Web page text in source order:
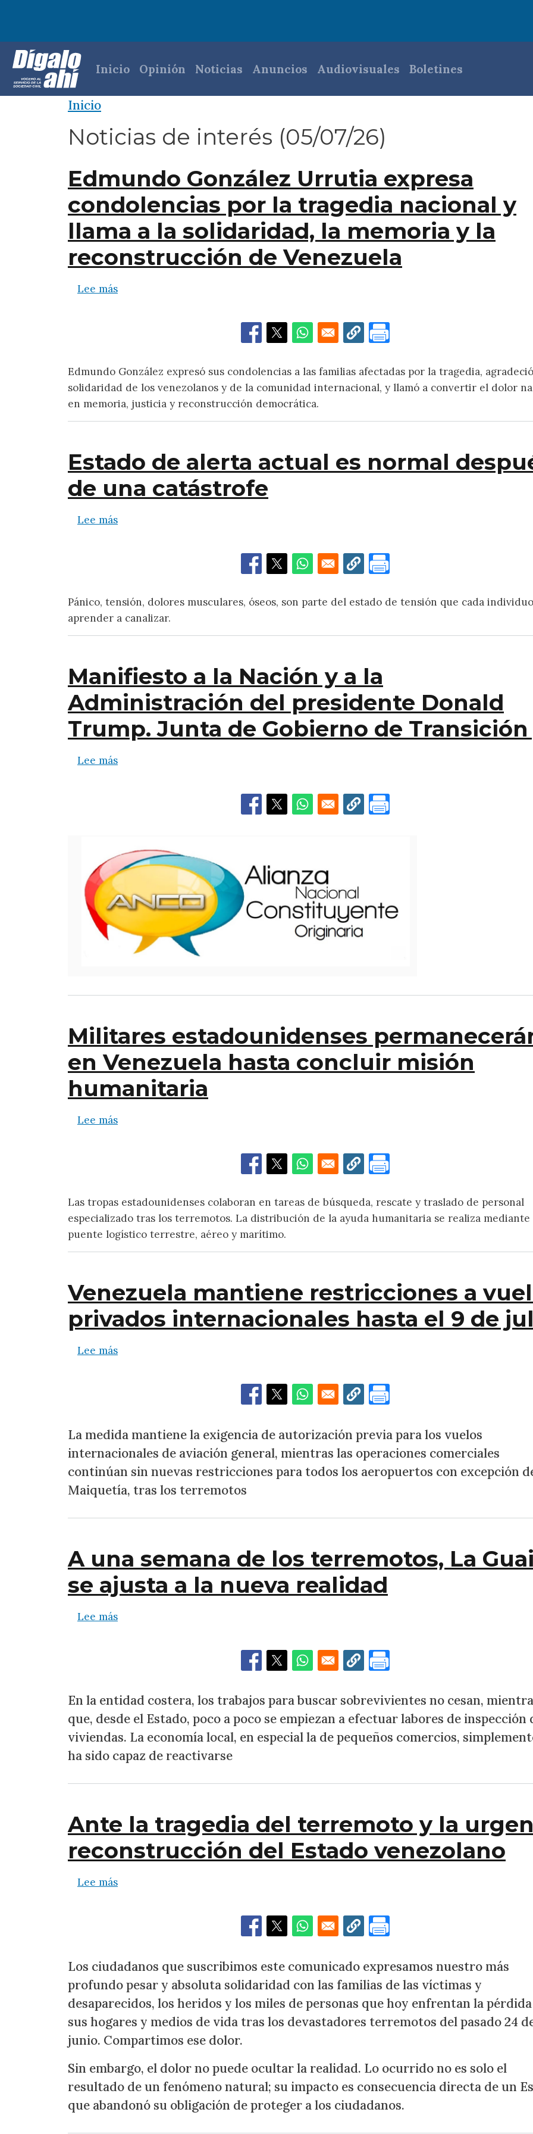
Navegación principal
Inicio Opinión Noticias Anuncios Audiovisuales Boletines
Inicio
Noticias de interés (05/07/26)
Edmundo González Urrutia expresa
condolencias por la tragedia nacional y
llama a la solidaridad, la memoria y la
reconstrucción de Venezuela
Lee mássobre Edmundo González Urrutia expresa condolencias por la tragedia nacional y
Edmundo González expresó sus condolencias a las familias afectadas por la tragedia,
solidaridad de los venezolanos y de la comunidad internacional, y llamó a convertir el dolor
en memoria, justicia y reconstrucción democrática.
Estado de alerta actual es normal
de una catástrofe
Lee mássobre Estado de alerta actual es normal después de una catástrofe
Pánico, tensión, dolores musculares, óseos, son parte del estado de tensión que cada
aprender a canalizar.
Manifiesto a la Nación y a la
Administración del presidente Donald
Trump. Junta de Gobierno de Transición
Lee mássobre Manifiesto a la Nación y a la Administración del presidente Donald Trump.
Militares estadounidenses
en Venezuela hasta concluir misión
humanitaria
Lee mássobre Militares estadounidenses permanecerán en Venezuela hasta concluir
Las tropas estadounidenses colaboran en tareas de búsqueda, rescate y traslado de personal
especializado tras los terremotos. La distribución de la ayuda humanitaria se realiza
puente logístico terrestre, aéreo y marítimo.
Venezuela mantiene restricciones a
privados internacionales hasta el 9 de
Lee mássobre Venezuela mantiene restricciones a vuelos privados internacionales hasta el
La medida mantiene la exigencia de autorización previa para los vuelos
internacionales de aviación general, mientras las operaciones comerciales
continúan sin nuevas restricciones para todos los aeropuertos con excepción
Maiquetía, tras los terremotos
A una semana de los terremotos, La
se ajusta a la nueva realidad
Lee mássobre A una semana de los terremotos, La Guaira se ajusta a la nueva realidad
En la entidad costera, los trabajos para buscar sobrevivientes no cesan,
que, desde el Estado, poco a poco se empiezan a efectuar labores de inspección
viviendas. La economía local, en especial la de pequeños comercios,
ha sido capaz de reactivarse
Ante la tragedia del terremoto y la
reconstrucción del Estado venezolano
Lee mássobre Ante la tragedia del terremoto y la urgente reconstrucción del Estado
Los ciudadanos que suscribimos este comunicado expresamos nuestro más
profundo pesar y absoluta solidaridad con las familias de las víctimas y
desaparecidos, los heridos y los miles de personas que hoy enfrentan la
sus hogares y medios de vida tras los devastadores terremotos del pasado 24
junio. Compartimos ese dolor.
Sin embargo, el dolor no puede ocultar la realidad. Lo ocurrido no es solo el
resultado de un fenómeno natural; su impacto es consecuencia directa de un
que abandonó su obligación de proteger a los ciudadanos.